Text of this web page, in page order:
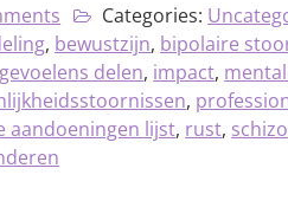
Categories:
, bewustzijn, bipolaire
gevoelens delen, impact,
,
aandoeningen lijst, rust,